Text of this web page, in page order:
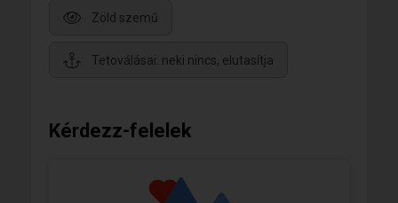
Zöld szemű
Tetoválásai: neki nincs, elutasítja
Kérdezz-felelek